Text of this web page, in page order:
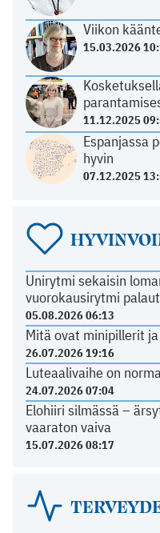
Viikon
15.03.2026
11.12.2025
Espanjassa
hyvin
07.12.2025
Unirytmi sekaisin
vuorokausirytmi
05.08.2026 06:13
Mitä ovat minipillerit
26.07.2026 19:16
Luteaalivaihe on
24.07.2026 07:04
Elohiiri silmässä –
vaaraton vaiva
15.07.2026 08:17